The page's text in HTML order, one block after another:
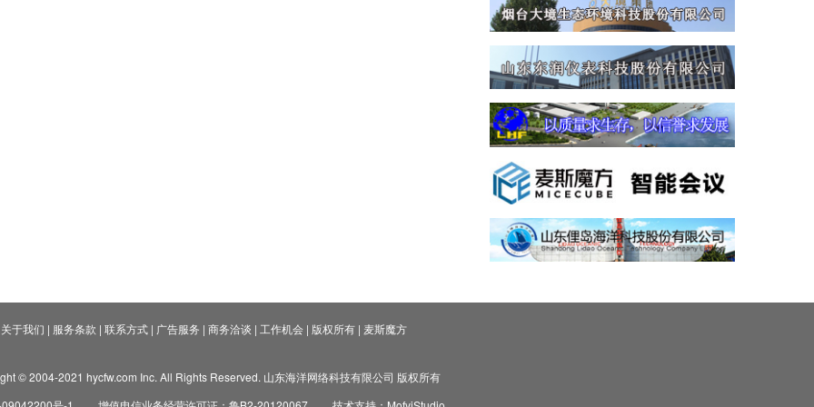
关于我们 | 服务条款 | 联系方式| 广告服务 | 商务洽谈 | 工作机会| 版权所有| 麦斯魔方
© 2004-2021 hycfw.com Inc. All Rights Reserved. 山东海洋网络科技有限公司 版权所有